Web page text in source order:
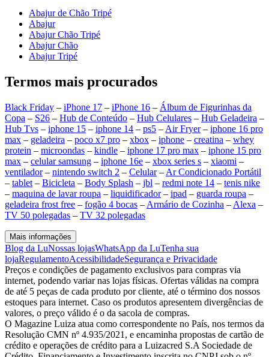
Abajur de Chão Tripé
Abajur
Abajur Chão Tripé
Abajur Chão
Abajur Tripé
Termos mais procurados
Black Friday – iPhone 17 – iPhone 16 – Álbum de Figurinhas da
Copa – S26 – Hub de Conteúdo – Hub Celulares – Hub Geladeira –
Hub Tvs – iphone 15 – iphone 14 – ps5 – Air Fryer– iphone 16 pro
max – geladeira – poco x7 pro – xbox – iphone – creatina – whey
protein – microondas – kindle – iphone 17 pro max – iphone 15 pro
max – celular samsung – iphone 16e – xbox series s – xiaomi –
ventilador– nintendo switch 2 – Celular– Ar Condicionado Portátil
– tablet – Bicicleta – Body Splash – jbl – redmi note 14 – tenis nike
– maquina de lavar roupa – liquidificador– ipad – guarda roupa –
geladeira frost free – fogão 4 bocas – Armário de Cozinha – Alexa –
TV 50 polegadas – TV 32 polegadas
Mais informações
Blog da LuNossas lojasWhatsApp da LuTenha sua
lojaRegulamentoAcessibilidadeSegurança e Privacidade
Preços e condições de pagamento exclusivos para compras via
internet, podendo variar nas lojas físicas. Ofertas válidas na compra
de até 5 peças de cada produto por cliente, até o término dos nossos
estoques para internet. Caso os produtos apresentem divergências de
valores, o preço válido é o da sacola de compras.
O Magazine Luiza atua como correspondente no País, nos termos da
Resolução CMN nº 4.935/2021, e encaminha propostas de cartão de
crédito e operações de crédito para a Luizacred S.A Sociedade de